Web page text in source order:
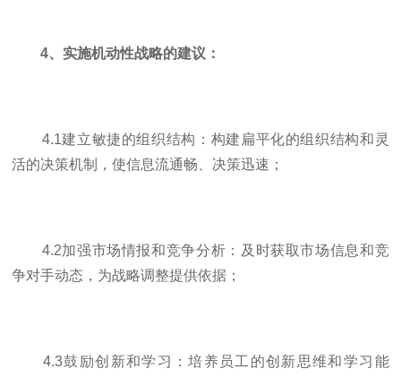
4、实施机动性战略的建议：
4.1建立敏捷的组织结构：构建扁平化的组织结构和灵
活的决策机制，使信息流通畅、决策迅速；
4.2加强市场情报和竞争分析：及时获取市场信息和竞
争对手动态，为战略调整提供依据；
4.3鼓励创新和学习：培养员工的创新思维和学习能